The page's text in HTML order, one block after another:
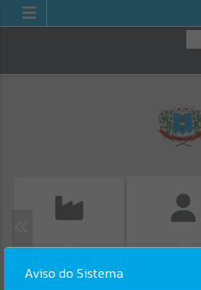
ISS/ALVARÁ
Aviso do Sistema
Erro